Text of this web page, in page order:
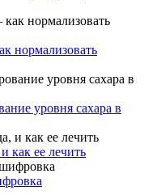
нормализовать
уровня сахара в
как ее лечить